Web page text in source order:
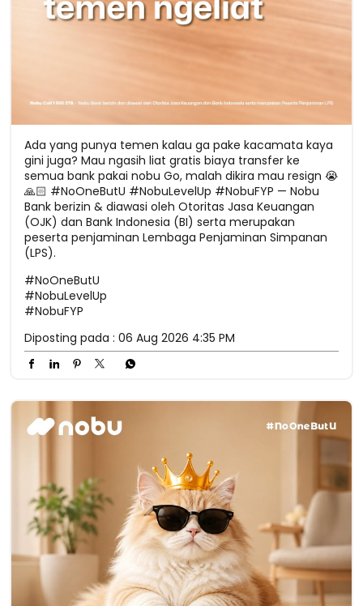
Ada yang punya temen kalau ga pake kacamata kaya
gini juga? Mau ngasih liat gratis biaya transfer ke
semua bank pakai nobu Go, malah dikira mau resign 😭
🙏🏻 #NoOneButU #NobuLevelUp #NobuFYP — Nobu
Bank berizin & diawasi oleh Otoritas Jasa Keuangan
(OJK) dan Bank Indonesia (BI) serta merupakan
peserta penjaminan Lembaga Penjaminan Simpanan
(LPS).
#NoOneButU
#NobuLevelUp
#NobuFYP
Diposting pada : 06 Aug 2026 4:35 PM